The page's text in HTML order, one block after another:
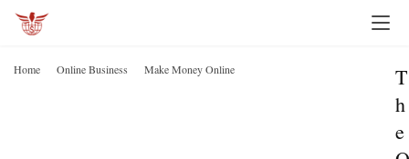
Home Online Business Make Money Online
T
h
e